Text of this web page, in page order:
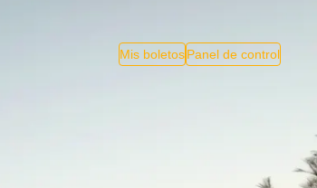
Mis boletosPanel de control